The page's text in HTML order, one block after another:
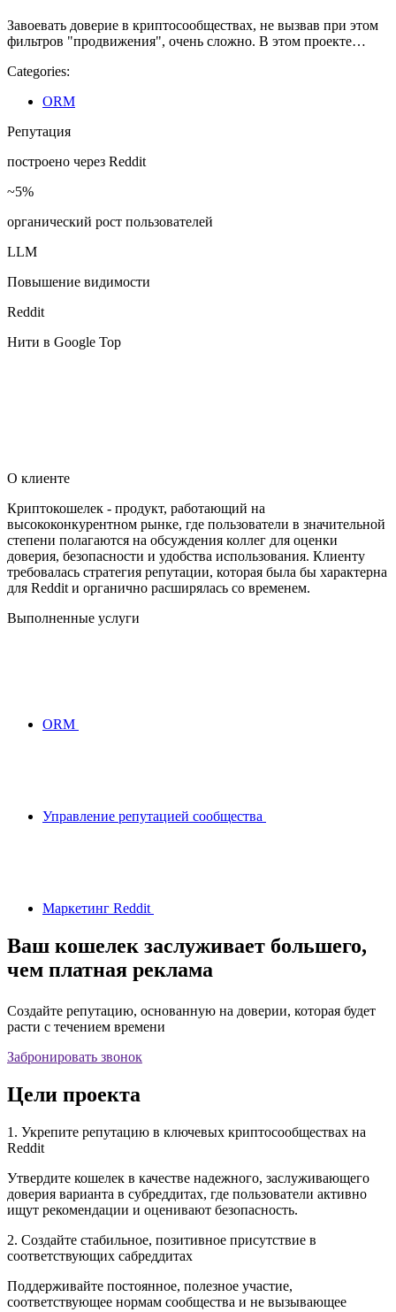
Завоевать доверие в криптосообществах, не вызвав при этом
фильтров "продвижения", очень сложно. В этом проекте…
Categories:
ORM
Репутация
построено через Reddit
~5%
органический рост пользователей
LLM
Повышение видимости
Reddit
Нити в Google Top
О клиенте
Криптокошелек - продукт, работающий на
высококонкурентном рынке, где пользователи в значительной
степени полагаются на обсуждения коллег для оценки
доверия, безопасности и удобства использования. Клиенту
требовалась стратегия репутации, которая была бы характерна
для Reddit и органично расширялась со временем.
Выполненные услуги
ORM
Управление репутацией сообщества
Маркетинг Reddit
Ваш кошелек заслуживает большего,
чем платная реклама
Создайте репутацию, основанную на доверии, которая будет
расти с течением времени
Забронировать звонок
Цели проекта
1. Укрепите репутацию в ключевых криптосообществах на
Reddit
Утвердите кошелек в качестве надежного, заслуживающего
доверия варианта в субреддитах, где пользователи активно
ищут рекомендации и оценивают безопасность.
2. Создайте стабильное, позитивное присутствие в
соответствующих сабреддитах
Поддерживайте постоянное, полезное участие,
соответствующее нормам сообщества и не вызывающее